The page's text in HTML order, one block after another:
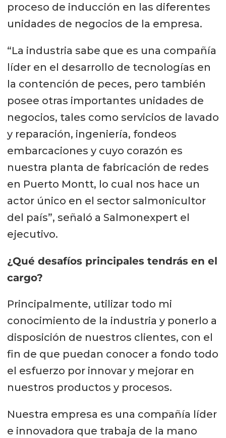
proceso de inducción en las diferentes
unidades de negocios de la empresa.
“La industria sabe que es una compañía
líder en el desarrollo de tecnologías en
la contención de peces, pero también
posee otras importantes unidades de
negocios, tales como servicios de lavado
y reparación, ingeniería, fondeos
embarcaciones y cuyo corazón es
nuestra planta de fabricación de redes
en Puerto Montt, lo cual nos hace un
actor único en el sector salmonicultor
del país”, señaló a Salmonexpert el
ejecutivo.
¿Qué desafíos principales tendrás en el
cargo?
Principalmente, utilizar todo mi
conocimiento de la industria y ponerlo a
disposición de nuestros clientes, con el
fin de que puedan conocer a fondo todo
el esfuerzo por innovar y mejorar en
nuestros productos y procesos.
Nuestra empresa es una compañía líder
e innovadora que trabaja de la mano